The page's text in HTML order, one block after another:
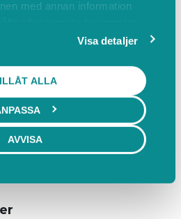
med annan information
Visa detaljer
ALLA
AVVISA
Priset inkluderar ett
får du dessutom 80 kr
Uppge
vid bokning.